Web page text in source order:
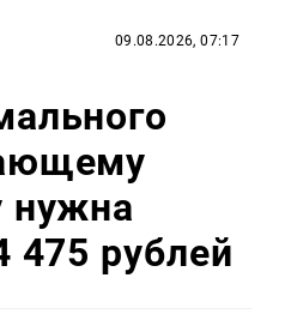
09.08.2026, 07:17
нужна
475 рублей